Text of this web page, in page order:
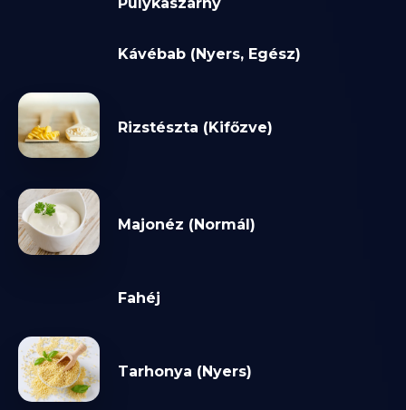
Kávébab (Nyers, Egész)
Rizstészta (Kifőzve)
Majonéz (Normál)
Fahéj
Tarhonya (Nyers)